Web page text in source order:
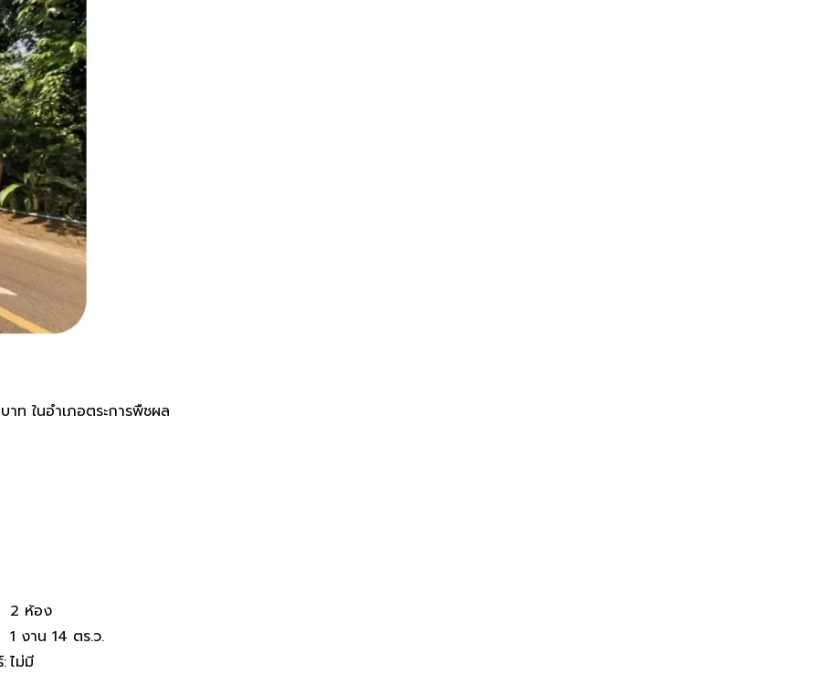
ห้องน้ำ ราคา 699,000 บาท ในอำเภอตระการพืชผล
ท ในอำเภอตระการพืชผล
2 ห้อง
1 งาน 14 ตร.ว.
:ไม่มี